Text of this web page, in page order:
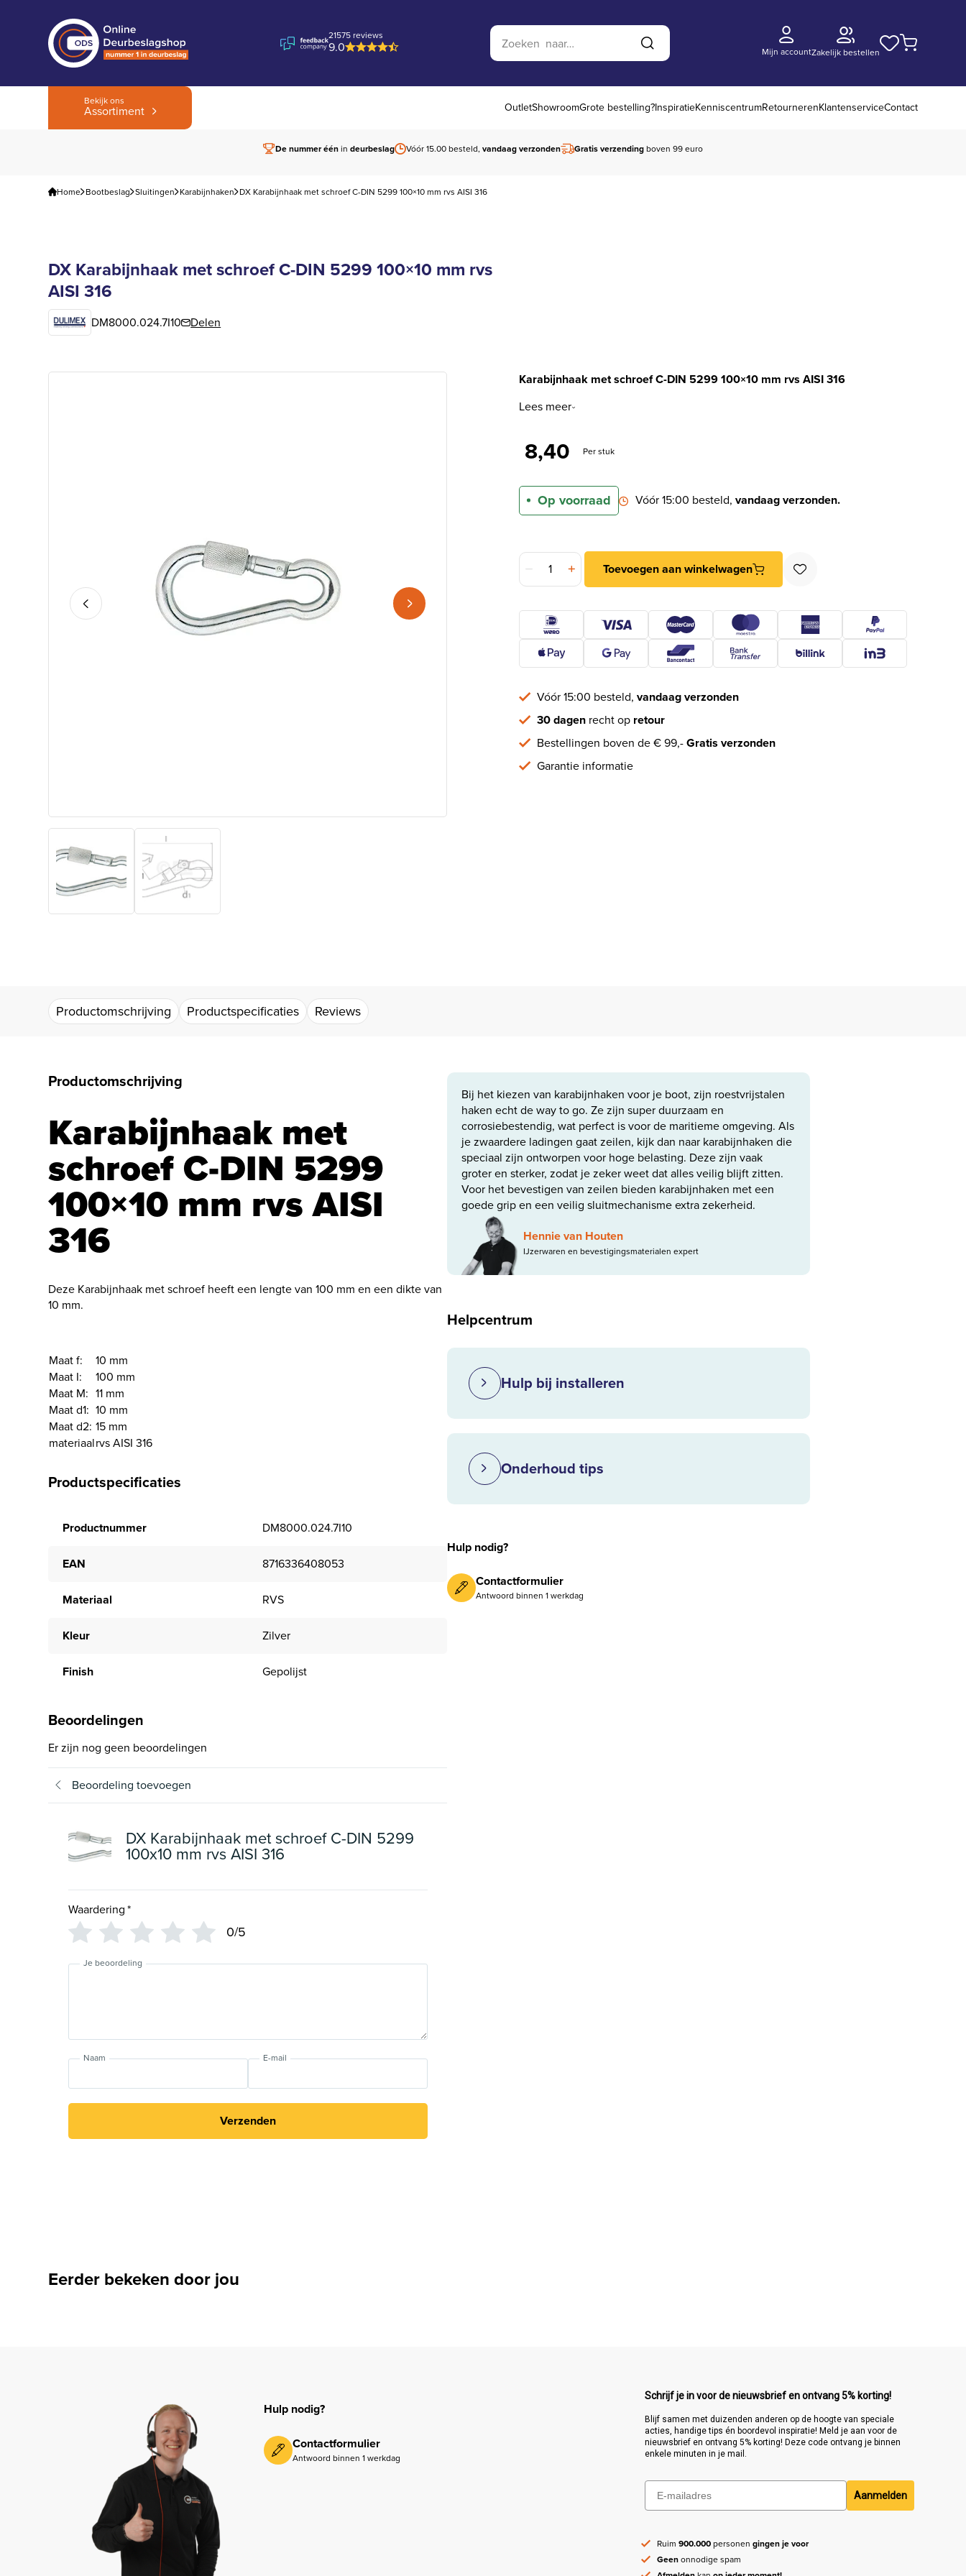
21575 reviews
9.0
Zoek op website
Zoeken
Mijn accountZakelijk bestellen
Bekijk ons
Assortiment OutletShowroomGrote bestelling?InspiratieKenniscentrumRetournerenKlantenserviceContact
De nummer éénin deurbeslag Vóór 15.00 besteld, vandaag verzonden Gratis verzendingboven 99 euro
Home Bootbeslag Sluitingen Karabijnhaken DX Karabijnhaak met schroef C-DIN 5299 100×10 mm rvs AISI 316
DX Karabijnhaak met schroef C-DIN 5299 100×10 mm rvs
AISI 316
DM8000.024.7I10 Delen
Karabijnhaak met schroef C-DIN 5299 100×10 mm rvs AISI 316
Lees meer
8,40 Per stuk
Op voorraad Vóór 15:00 besteld, vandaag verzonden.
DX Karabijnhaak met schroef C-DIN 5299 100x10 mm rvs AISI 316 aantal
Toevoegen aan winkelwagen
Vóór 15:00 besteld, vandaag verzonden
30 dagen recht op retour
Bestellingen boven de € 99,-Gratis verzonden
Garantie informatie
Productomschrijving Productspecificaties Reviews
Productomschrijving
Karabijnhaak met
schroef C-DIN 5299
100×10 mm rvs AISI
316
Deze Karabijnhaak met schroef heeft een lengte van 100 mm en een dikte van
10 mm.
Maat f:
10 mm
Maat I:
100 mm
Maat M: 11 mm
Maat d1: 10 mm
Maat d2: 15 mm
materiaalrvs AISI 316
Productspecificaties
Productnummer DM8000.024.7I10
EAN 8716336408053
Materiaal RVS
Kleur Zilver
Finish Gepolijst
Beoordelingen
Er zijn nog geen beoordelingen
Beoordeling toevoegen
DX Karabijnhaak met schroef C-DIN 5299
100x10 mm rvs AISI 316
Waardering*
0/5
Je beoordeling
Naam E-mail
Verzenden
Bij het kiezen van karabijnhaken voor je boot, zijn roestvrijstalen
haken echt de way to go. Ze zijn super duurzaam en
corrosiebestendig, wat perfect is voor de maritieme omgeving. Als
je zwaardere ladingen gaat zeilen, kijk dan naar karabijnhaken die
speciaal zijn ontworpen voor hoge belasting. Deze zijn vaak
groter en sterker, zodat je zeker weet dat alles veilig blijft zitten.
Voor het bevestigen van zeilen bieden karabijnhaken met een
goede grip en een veilig sluitmechanisme extra zekerheid.
Hennie van Houten
IJzerwaren en bevestigingsmaterialen expert
Helpcentrum
Hulp bij installeren
Onderhoud tips
Hulp nodig?
Contactformulier
Antwoord binnen 1 werkdag
Eerder bekeken door jou
Hulp nodig?
Contactformulier
Antwoord binnen 1 werkdag
Schrijf je in voor de nieuwsbrief en ontvang 5% korting!
Blijf samen met duizenden anderen op de hoogte van speciale
acties, handige tips én boordevol inspiratie! Meld je aan voor de
nieuwsbrief en ontvang 5% korting! Deze code ontvang je binnen
enkele minuten in je mail.
Aanmelden
Ruim 900.000personen gingen je voor
Geenonnodige spam